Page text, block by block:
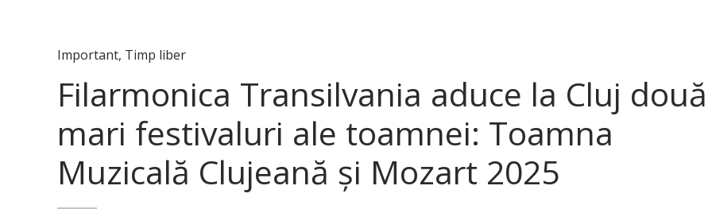
Important, Timp liber
Filarmonica Transilvania aduce la Cluj două
mari festivaluri ale toamnei: Toamna
Muzicală Clujeană și Mozart 2025